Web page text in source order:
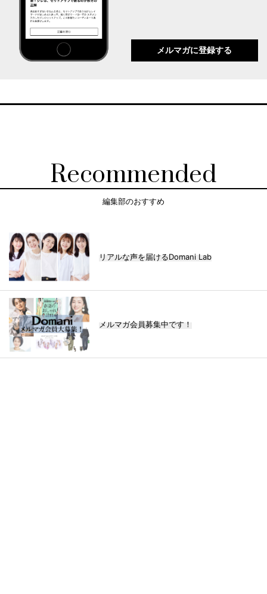
メルマガに登録する
Recommended
編集部のおすすめ
リアルな声を届けるDomani Lab
メルマガ会員募集中です！